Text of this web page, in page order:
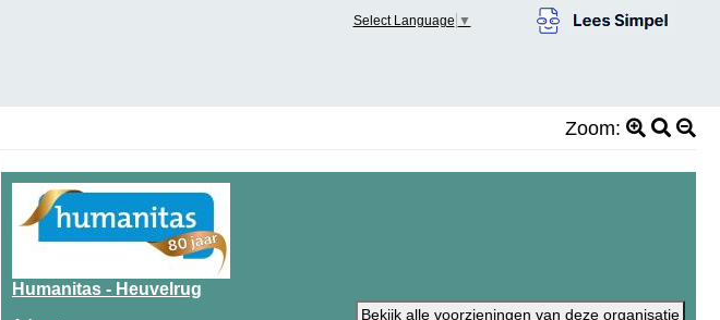
Select Language ▼
Zoom:
Humanitas - Heuvelrug
Bekijk alle voorzieningen van deze organisatie